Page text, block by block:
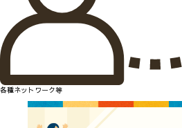
各種ネットワーク等